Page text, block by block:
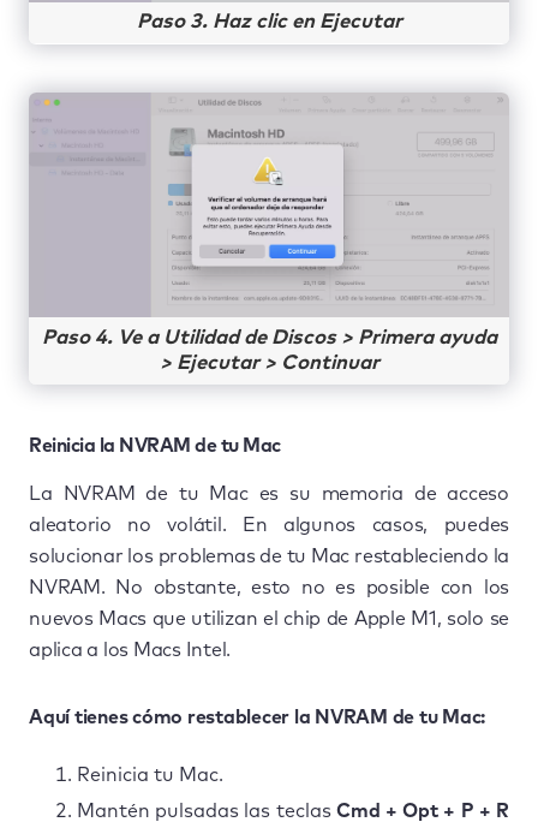
Paso 3. Haz clic en Ejecutar
Paso 4. Ve a Utilidad de Discos > Primera ayuda
> Ejecutar > Continuar
Reinicia la NVRAM de tu Mac
La NVRAM de tu Mac es su memoria de acceso
aleatorio no volátil. En algunos casos, puedes
solucionar los problemas de tu Mac restableciendo la
NVRAM. No obstante, esto no es posible con los
nuevos Macs que utilizan el chip de Apple M1, solo se
aplica a los Macs Intel.
Aquí tienes cómo restablecer la NVRAM de tu Mac:
Reinicia tu Mac.
Mantén pulsadas las teclas Cmd + Opt + P + R